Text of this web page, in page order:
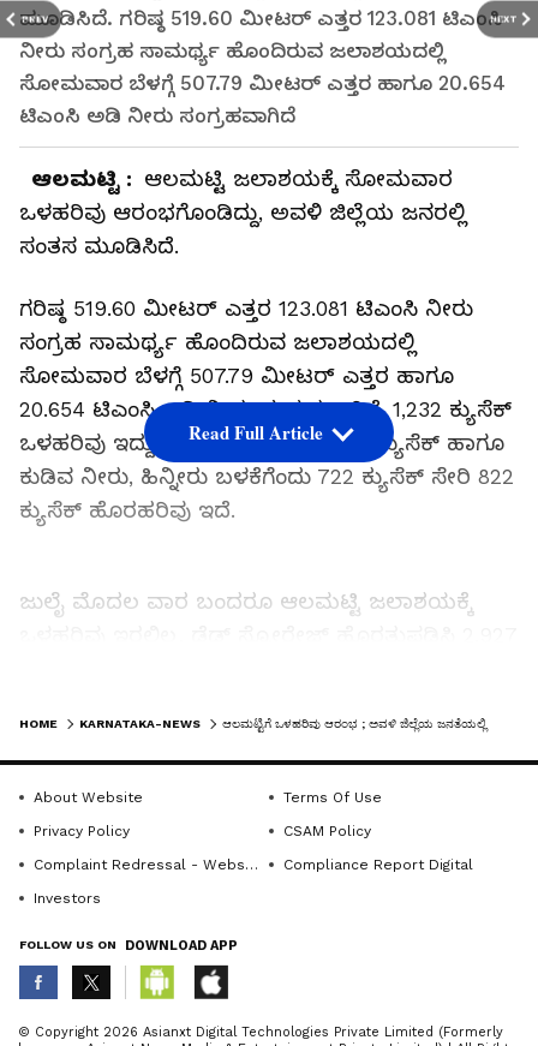
PREV NEXT
ಮೂಡಿಸಿದೆ. ಗರಿಷ್ಠ 519.60 ಮೀಟರ್ ಎತ್ತರ 123.081 ಟಿಎಂಸಿ
ನೀರು ಸಂಗ್ರಹ ಸಾಮರ್ಥ್ಯ ಹೊಂದಿರುವ ಜಲಾಶಯದಲ್ಲಿ
ಸೋಮವಾರ ಬೆಳಗ್ಗೆ 507.79 ಮೀಟರ್ ಎತ್ತರ ಹಾಗೂ 20.654
ಟಿಎಂಸಿ ಅಡಿ ನೀರು ಸಂಗ್ರಹವಾಗಿದೆ
ಆಲಮಟ್ಟಿ : ಆಲಮಟ್ಟಿ ಜಲಾಶಯಕ್ಕೆ ಸೋಮವಾರ
ಒಳಹರಿವು ಆರಂಭಗೊಂಡಿದ್ದು, ಅವಳಿ ಜಿಲ್ಲೆಯ ಜನರಲ್ಲಿ
ಸಂತಸ ಮೂಡಿಸಿದೆ.
ಗರಿಷ್ಠ 519.60 ಮೀಟರ್ ಎತ್ತರ 123.081 ಟಿಎಂಸಿ ನೀರು
ಸಂಗ್ರಹ ಸಾಮರ್ಥ್ಯ ಹೊಂದಿರುವ ಜಲಾಶಯದಲ್ಲಿ
ಸೋಮವಾರ ಬೆಳಗ್ಗೆ 507.79 ಮೀಟರ್ ಎತ್ತರ ಹಾಗೂ
20.654 ಟಿಎಂಸಿ ಅಡಿ ನೀರು ಸಂಗ್ರಹವಾಗಿದೆ. 1,232 ಕ್ಯುಸೆಕ್
ಒಳಹರಿವು ಇದ್ದು, ಕೆಪಿಸಿಎಲ್ ಮೂಲಕ 100 ಕ್ಯುಸೆಕ್ ಹಾಗೂ
ಕುಡಿವ ನೀರು, ಹಿನ್ನೀರು ಬಳಕೆಗೆಂದು 722 ಕ್ಯುಸೆಕ್ ಸೇರಿ 822
ಕ್ಯುಸೆಕ್ ಹೊರಹರಿವು ಇದೆ.
ಜುಲೈ ಮೊದಲ ವಾರ ಬಂದರೂ ಆಲಮಟ್ಟಿ ಜಲಾಶಯಕ್ಕೆ
ಇತ್ತು. ಆದರೆ ಮಹಾರಾಷ್ಟ್ರ ಪಶ್ಚಿಮಘಟ್ಟ ಪ್ರದೇಶ ಹಾಗೂ
ಬೆಳಗಾವಿ ಭಾಗದಲ್ಲಿ ಭಾರೀ ಮಳೆಯಾಗುತ್ತಿರುವ ಕಾರಣ
ಸೋಮವಾರದಿಂದ ಆಲಮಟ್ಟಿ ಜಲಾಶಯಕ್ಕೆ ಒಳಹರಿವು
ಆರಂಭವಾಗಿರುವುದು ಅವಳಿ ಜಿಲ್ಲೆಯ ಕೃಷ್ಣಾ ಅಚ್ಚುಕಟ್ಟು
ಪ್ರದೇಶದ ಗ್ರಾಮಗಳ ಜನರಲ್ಲಿ ಸಂಭ್ರಮ ಮನೆಮಾಡಿದೆ.
Related Articles
Read Full Article
ABOUT THE AUTHOR
HOME KARNATAKA-NEWS
About Website
Terms Of Use
Privacy Policy
CSAM Policy
Complaint Redressal - Website
Compliance Report Digital
Investors
FOLLOW US ON DOWNLOAD APP
© Copyright 2026 Asianxt Digital Technologies Private Limited (Formerly